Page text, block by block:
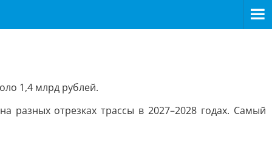
1,4 млрд рублей.
разных отрезках трассы в 2027–2028 годах. Самый